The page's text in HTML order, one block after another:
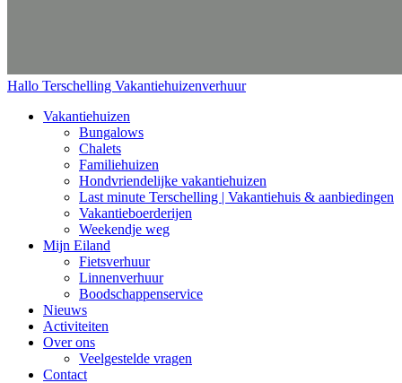
Hallo Terschelling Vakantiehuizenverhuur
Vakantiehuizen
Bungalows
Chalets
Familiehuizen
Hondvriendelijke vakantiehuizen
Last minute Terschelling | Vakantiehuis & aanbiedingen
Vakantieboerderijen
Weekendje weg
Mijn Eiland
Fietsverhuur
Linnenverhuur
Boodschappenservice
Nieuws
Activiteiten
Over ons
Veelgestelde vragen
Contact